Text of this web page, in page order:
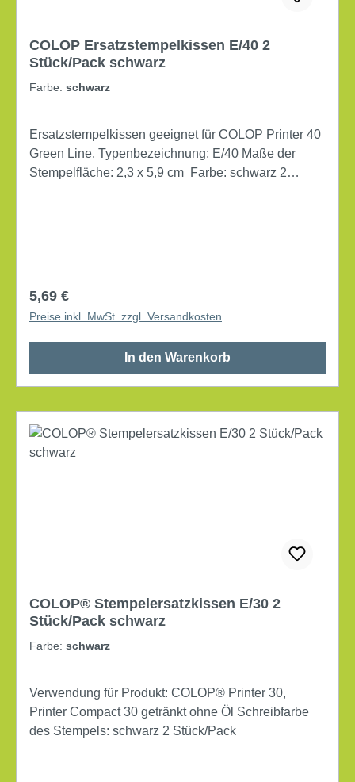
COLOP Ersatzstempelkissen E/40 2
Stück/Pack schwarz
Farbe: schwarz
Ersatzstempelkissen geeignet für COLOP Printer 40
Green Line. Typenbezeichnung: E/40 Maße der
Stempelfläche: 2,3 x 5,9 cm Farbe: schwarz 2
Regulärer Preis:
5,69 €
Preise inkl. MwSt. zzgl. Versandkosten
In den Warenkorb
COLOP® Stempelersatzkissen E/30 2
Stück/Pack schwarz
Farbe: schwarz
Verwendung für Produkt: COLOP® Printer 30,
Printer Compact 30 getränkt ohne Öl Schreibfarbe
des Stempels: schwarz 2 Stück/Pack